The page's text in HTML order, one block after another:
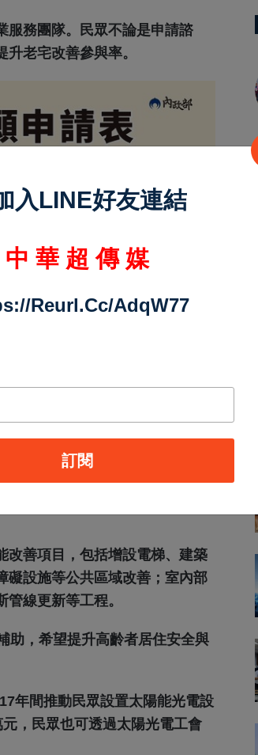
服務團隊。民眾不論是申請諮
老宅改善參與率。
改善項目，包括增設電梯、建築
礙設施等公共區域改善；室內部
線更新等工程。
助，希望提升高齡者居住安全與
年間推動民眾設置太陽能光電設
，民眾也可透過太陽光電工會
入LINE好友連結
中 華 超 傳 媒
reurl.cc/adqW77
訂閱